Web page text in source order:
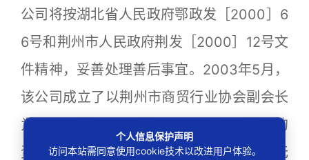
公司将按湖北省人民政府鄂政发［2000］6
6号和荆州市人民政府荆发［2000］12号文
件精神，妥善处理善后事宜。2003年5月，
该公司成立了以荆州市商贸行业协会副会长
为组长的“沙商股份公司清算组”并对公司的
资产及债务进行全面的清理和清算，公司无
个人信息保护声明
访问本站需同意使用cookie技术以改进用户体验。